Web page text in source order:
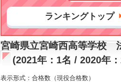
ランキングトップ
宮崎県立宮崎西高等学校
(2021年：1名 / 2020年
表示形式：合格数（現役合格数）